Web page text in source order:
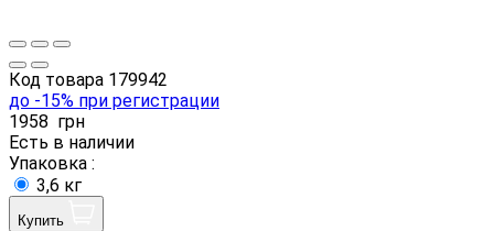
Код товара 179942
до -15% при регистрации
1958 грн
Есть в наличии
Упаковка :
3,6 кг
Купить